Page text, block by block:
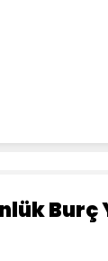
Burç